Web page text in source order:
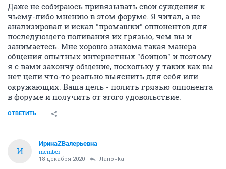
Даже не собираюсь привязывать свои суждения к
чьему-либо мнению в этом форуме. Я читал, а не
анализировал и искал "промашки" оппонентов для
последующего поливания их грязью, чем вы и
занимаетесь. Мне хорошо знакома такая манера
общения опытных интернетных "бойцов" и поэтому
я с вами закончу общение, поскольку у таких как вы
нет цели что-то реально выяснить для себя или
окружающих. Ваша цель - полить грязью оппонента
в форуме и получить от этого удовольствие.
ОТВЕТИТЬ
И
ИринаZВалерьевна
member
18 декабря 2020 Лапочkа